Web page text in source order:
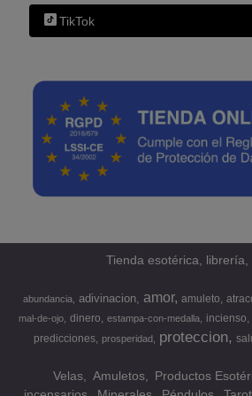
TikTok
Tienda esotérica, librería,
abundancia adivinacion amor amuleto
mal-de-ojo
dinero estampa-con-medalla incienso
predicciones prosperidad proteccion
Velas Amuletos Productos